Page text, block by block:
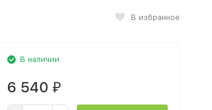
В избранное
В наличии
6 540 ₽